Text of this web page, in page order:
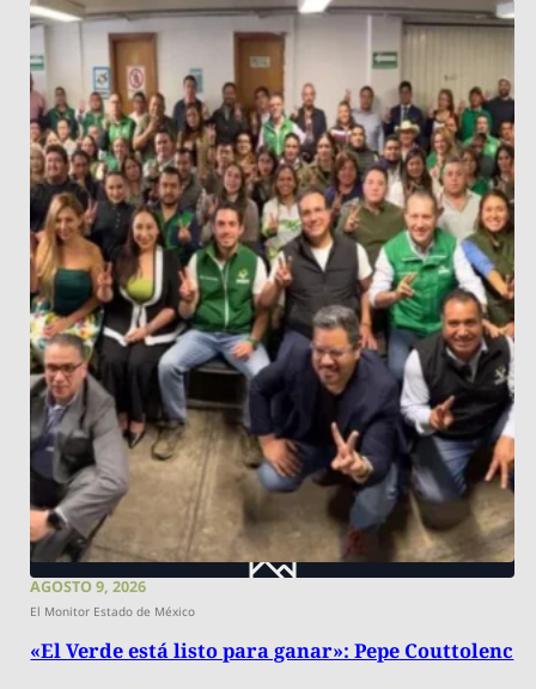
AGOSTO 9, 2026
El Monitor Estado de México
«El Verde está listo para ganar»: Pepe Couttolenc